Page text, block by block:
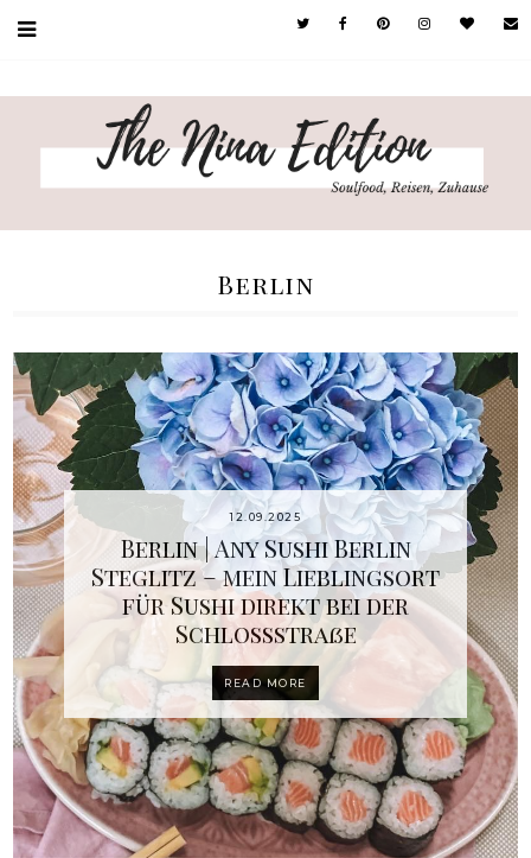
Berlin
12.09.2025
Berlin | Any Sushi Berlin
Steglitz – mein Lieblingsort
für Sushi direkt bei der
Schlossstraße
READ MORE